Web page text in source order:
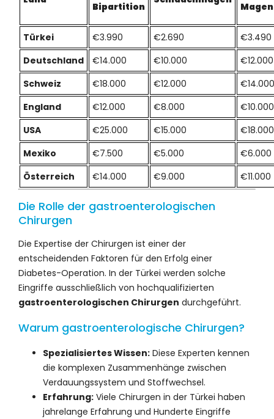
Bipartition
Türkei €3.990 €2.690
€3.490
Deutschland
€14.000 €10.000
€12.000
Schweiz
€18.000 €12.000
€14.000
England
€12.000 €8.000
€10.000
USA
€25.000 €15.000
€18.000
Mexiko
€7.500 €5.000
€6.000
Österreich
€14.000 €9.000 €11.000
Die Rolle der gastroenterologischen
Chirurgen
Die Expertise der Chirurgen ist einer der
entscheidenden Faktoren für den Erfolg einer
Diabetes-Operation. In der Türkei werden solche
Eingriffe ausschließlich von hochqualifizierten
gastroenterologischen Chirurgen durchgeführt.
Warum gastroenterologische Chirurgen?
Spezialisiertes Wissen: Diese Experten kennen
die komplexen Zusammenhänge zwischen
Verdauungssystem und Stoffwechsel.
Erfahrung: Viele Chirurgen in der Türkei haben
jahrelange Erfahrung und Hunderte Eingriffe